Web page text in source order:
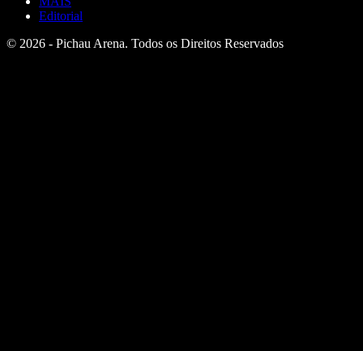
Editorial
© 2026 - Pichau Arena. Todos os Direitos Reservados